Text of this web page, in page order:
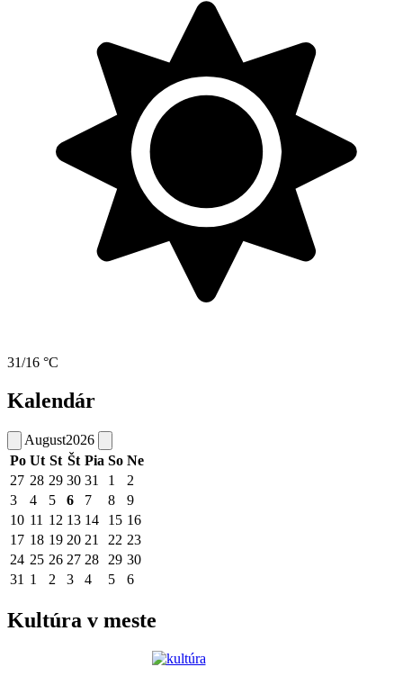
31/16 °C
Kalendár
August2026
Po Ut St Št Pia So Ne
27 28 29 30 31 1
2
3
4 5 6 7 8
9
10 11 12 13 14 15 16
17 18 19 20 21 22 23
24 25 26 27 28 29 30
31 1 2 3 4 5 6
Kultúra v meste